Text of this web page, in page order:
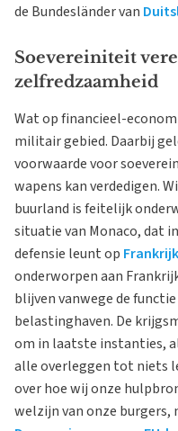
de Bundesländer van
Soevereiniteit
zelfredzaamheid
Wat op financieel-
militair gebied. Daarbij
voorwaarde voor
wapens kan verdedigen.
buurland is feitelijk
situatie van Monaco, dat
defensie leunt op Frankrijk
onderworpen aan
blijven vanwege de
belastinghaven. De
om in laatste instanties,
alle overleggen tot niets
over hoe wij onze
welzijn van onze